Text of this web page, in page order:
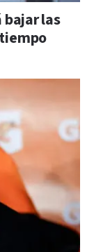
bajar las